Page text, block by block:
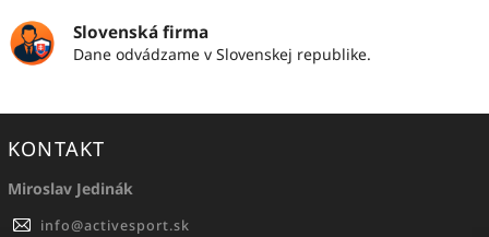
Slovenská firma
Dane odvádzame v Slovenskej republike.
KONTAKT
Miroslav Jedinák
info@activesport.sk